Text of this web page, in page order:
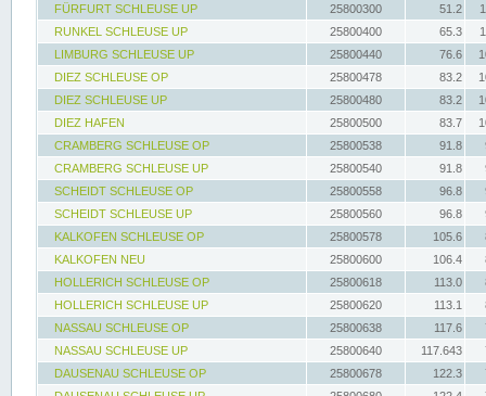
FÜRFURT SCHLEUSE UP
25800300 51.2
RUNKEL SCHLEUSE UP
25800400 65.3
LIMBURG SCHLEUSE UP
25800440 76.6
DIEZ SCHLEUSE OP
25800478 83.2
DIEZ SCHLEUSE UP
25800480 83.2
DIEZ HAFEN
25800500 83.7
CRAMBERG SCHLEUSE OP
25800538 91.8
CRAMBERG SCHLEUSE UP
25800540 91.8
SCHEIDT SCHLEUSE OP
25800558 96.8
SCHEIDT SCHLEUSE UP
25800560 96.8
KALKOFEN SCHLEUSE OP
25800578 105.6
KALKOFEN NEU
25800600 106.4
HOLLERICH SCHLEUSE OP
25800618 113.0
HOLLERICH SCHLEUSE UP
25800620 113.1
NASSAU SCHLEUSE OP
25800638 117.6
NASSAU SCHLEUSE UP
25800640 117.643
DAUSENAU SCHLEUSE OP
25800678 122.3